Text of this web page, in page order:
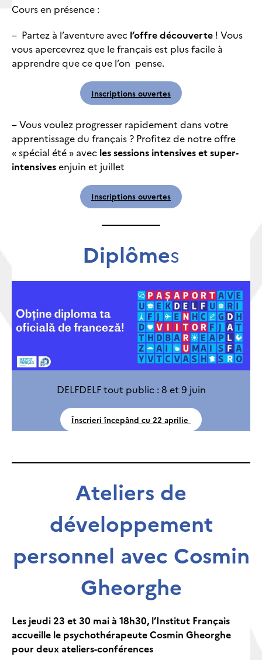
Cours en présence :
– Partez à l’aventure avec l’offre découverte ! Vous
vous apercevrez que le français est plus facile à
apprendre que ce que l’on pense.
Inscriptions ouvertes
– Vous voulez progresser rapidement dans votre
apprentissage du français ? Profitez de notre offre
« spécial été » avec les sessions intensives et super-
intensivesenjuin et juillet
Inscriptions ouvertes
Diplômes
DELFDELF tout public : 8 et 9 juin
Înscrieri începând cu 22 aprilie
Ateliers de
développement
personnel avec Cosmin
Gheorghe
Les jeudi 23 et 30 mai à 18h30, l’Institut Français
accueille le psychothérapeute Cosmin Gheorghe
pour deux ateliers-conférences